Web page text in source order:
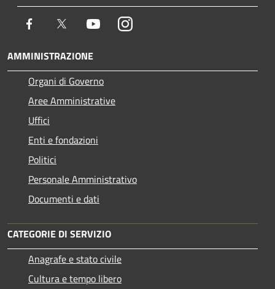
Facebook Twitter YoutubeInstagram
AMMINISTRAZIONE
Organi di Governo
Aree Amministrative
Uffici
Enti e fondazioni
Politici
Personale Amministrativo
Documenti e dati
CATEGORIE DI SERVIZIO
Anagrafe e stato civile
Cultura e tempo libero